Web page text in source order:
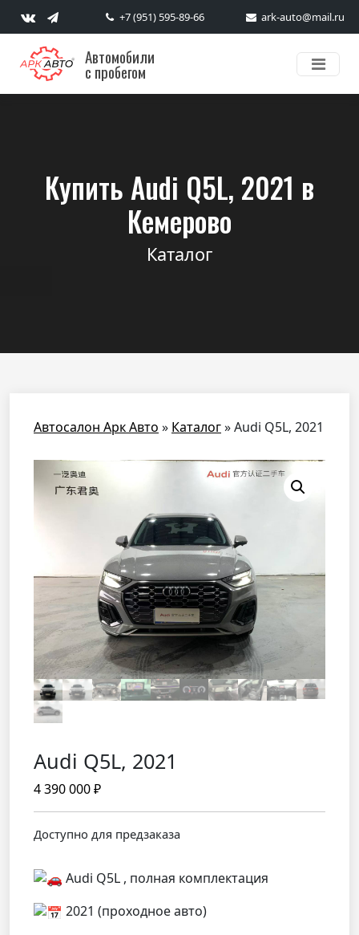
+7 (951) 595-89-66 ark-auto@mail.ru
Автомобили
с пробегом
Купить Audi Q5L, 2021 в
Кемерово
Каталог
Автосалон Арк Авто » Каталог»Audi Q5L, 2021
Audi Q5L, 2021
4 390 000₽
Доступно для предзаказа
Audi Q5L , полная комплектация
2021 (проходное авто)